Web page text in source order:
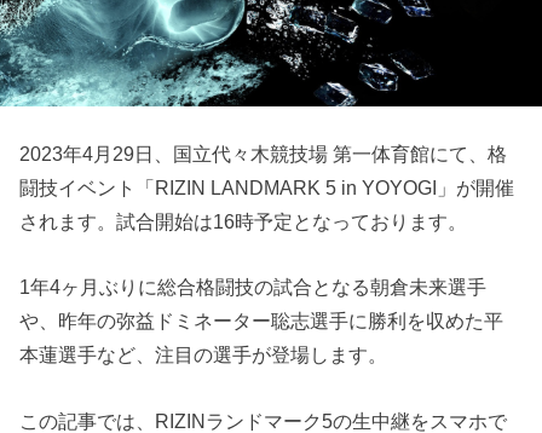
2023年4月29日、国立代々木競技場 第一体育館にて、格
闘技イベント「RIZIN LANDMARK 5 in YOYOGI」が開催
されます。試合開始は16時予定となっております。
1年4ヶ月ぶりに総合格闘技の試合となる朝倉未来選手
や、昨年の弥益ドミネーター聡志選手に勝利を収めた平
本蓮選手など、注目の選手が登場します。
この記事では、RIZINランドマーク5の生中継をスマホで